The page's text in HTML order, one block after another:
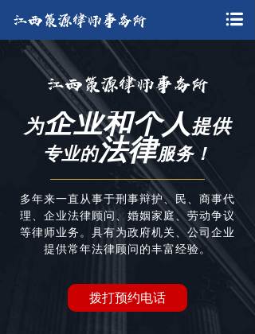
为企业和个人提供
专业的法律服务！
多年来一直从事于刑事辩护、民、商事代
理、企业法律顾问、 婚姻家庭、劳动争议
等律师业务。 具有为政府机关、公司企业
提供常年法律顾问的丰富经验。
拨打预约电话